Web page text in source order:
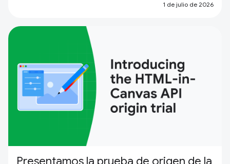
1 de julio de 2026
Presentamos la prueba de origen de la